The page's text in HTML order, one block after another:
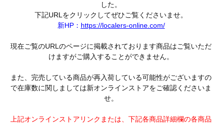
した。
下記URLをクリックしてぜひご覧くださいませ。
新HP： https://localers-online.com/
現在ご覧のURLのページに掲載されております商品はご覧いただ
けますがご購入することができません。
また、完売している商品が再入荷している可能性がございますの
で在庫数に関しましては新オンラインストアをご確認くださいま
せ。
上記オンラインストアリンクまたは、下記各商品詳細欄の各商品